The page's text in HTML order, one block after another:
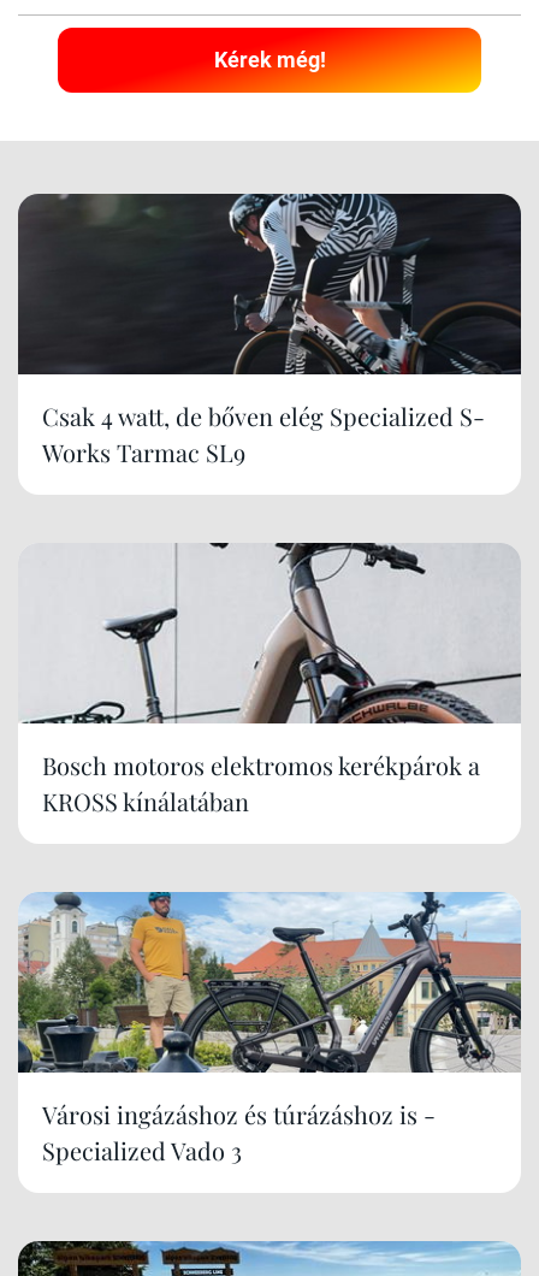
Kérek még!
Csak 4 watt, de bőven elég Specialized S-
Works Tarmac SL9
Bosch motoros elektromos kerékpárok a
KROSS kínálatában
Városi ingázáshoz és túrázáshoz is -
Specialized Vado 3